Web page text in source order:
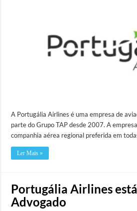
A Portugália Airlines é uma empresa de
parte do Grupo TAP desde 2007. A
companhia aérea regional preferida em
Ler Mais »
Portugália Airlines
Advogado